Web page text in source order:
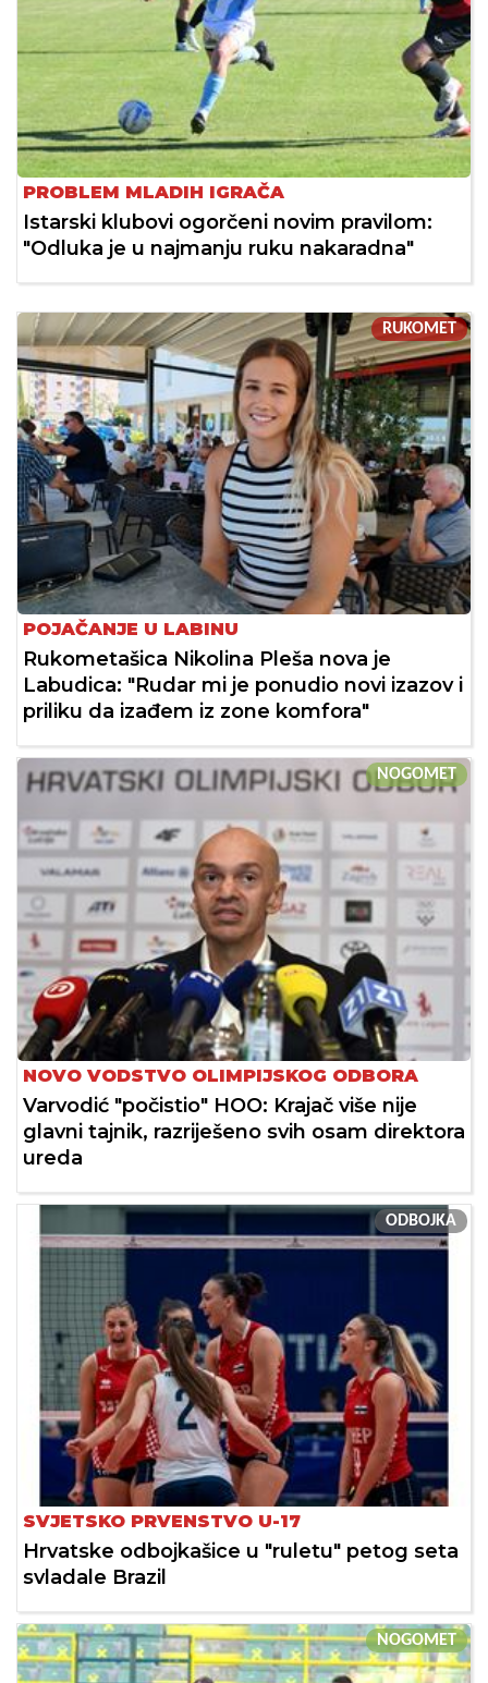
PROBLEM MLADIH IGRAČA
Istarski klubovi ogorčeni novim pravilom:
"Odluka je u najmanju ruku nakaradna"
RUKOMET
POJAČANJE U LABINU
Rukometašica Nikolina Pleša nova je
Labudica: "Rudar mi je ponudio novi izazov i
priliku da izađem iz zone komfora"
NOGOMET
NOVO VODSTVO OLIMPIJSKOG ODBORA
Varvodić "počistio" HOO: Krajač više nije
glavni tajnik, razriješeno svih osam direktora
ureda
ODBOJKA
SVJETSKO PRVENSTVO U-17
Hrvatske odbojkašice u "ruletu" petog seta
svladale Brazil
NOGOMET